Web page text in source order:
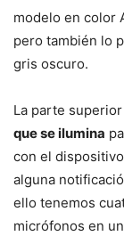
modelo en color
pero también lo
gris oscuro.
La parte
que se ilumina
con el
alguna
ello tenemos
micrófonos en